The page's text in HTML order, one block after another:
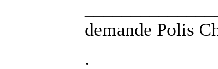
demande Polis
.